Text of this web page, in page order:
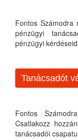
Fontos Számodra
pénzügyi
pénzügyi
Tanácsadót
Fontos
Csatlakozz
tanácsadói